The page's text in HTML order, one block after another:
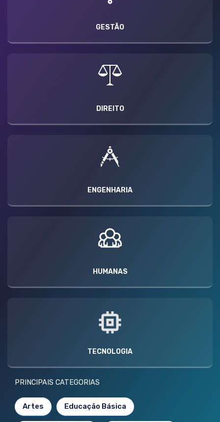
GESTÃO
DIREITO
ENGENHARIA
HUMANAS
TECNOLOGIA
PRINCIPAIS CATEGORIAS
Artes Educação Básica